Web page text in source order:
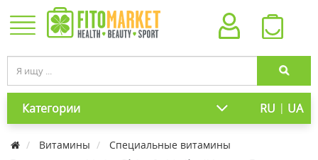
Категории RU | UA
Витамины Специальные витамины